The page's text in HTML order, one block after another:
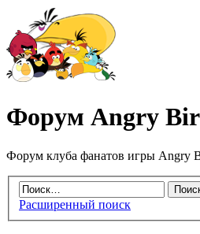
Форум Angry
Форум клуба фанатов игры Angry
Расширенный поиск